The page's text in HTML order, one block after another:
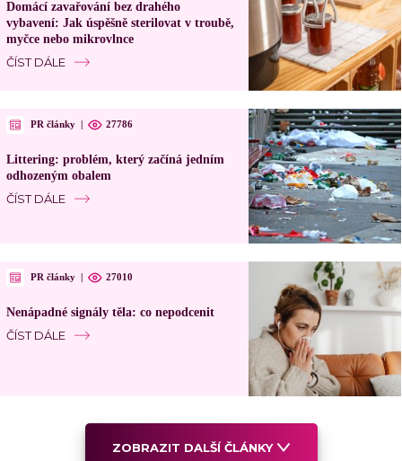
Domácí zavařování bez drahého
vybavení: Jak úspěšně sterilovat v troubě,
myčce nebo mikrovlnce
ČÍST DÁLE
PR články | 27786
Littering: problém, který začíná jedním
odhozeným obalem
ČÍST DÁLE
PR články | 27010
Nenápadné signály těla: co nepodcenit
ČÍST DÁLE
ZOBRAZIT DALŠÍ ČLÁNKY